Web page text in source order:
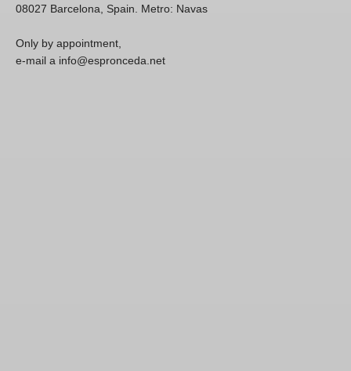
08027 Barcelona, Spain. Metro: Navas
Only by appointment,
e-mail a info@espronceda.net